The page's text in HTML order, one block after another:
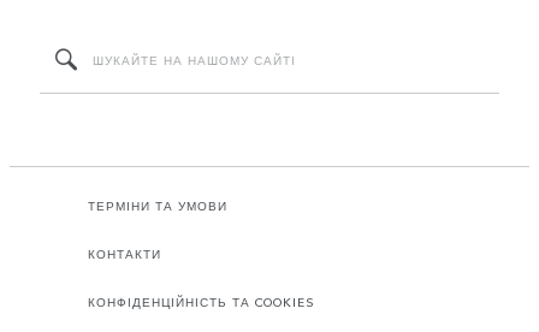
ТЕРМІНИ ТА УМОВИ
КОНТАКТИ
КОНФІДЕНЦІЙНІСТЬ ТА COOKIES